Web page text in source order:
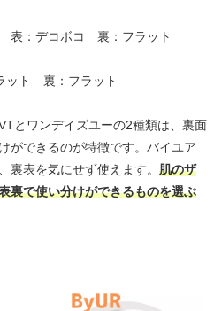
表：デコボコ 裏：フラット
ット 裏：フラット
とワンデイズユーの2種類は、裏面
ができるのが特徴です。バイユア
裏表を気にせず使えます。 肌のザ
裏で使い分けができるものを選ぶ